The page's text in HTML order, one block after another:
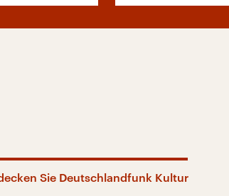
Sie Deutschlandfunk Kultur